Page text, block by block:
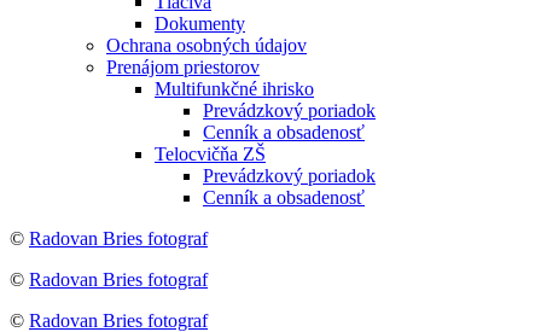
Dokumenty
Ochrana osobných údajov
Prenájom priestorov
Multifunkčné ihrisko
Prevádzkový poriadok
Cenník a obsadenosť
Telocvičňa ZŠ
Prevádzkový poriadok
Cenník a obsadenosť
© Radovan Bries fotograf
© Radovan Bries fotograf
© Radovan Bries fotograf